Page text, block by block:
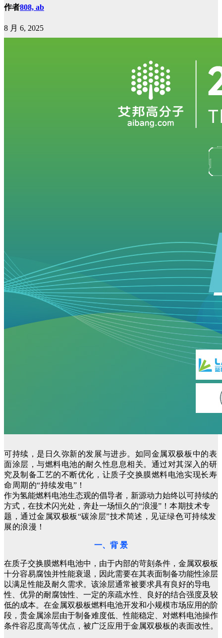
作者808, ab
8 月 6, 2025
可持续，是日久弥新的发展与进步。 如同金属双极板中的表
面涂层，与燃料电池的耐久性息息相关。 通过对其深入的研
究及制备工艺的不断优化，让质子交换膜燃料电池实现长寿
命周期的“持续发电”！
作为氢能燃料电池生态观的倡导者，新源动力始终以可持续的
方式，在技术闪光处，奔赴一场恒久的“浪漫”！ 本期技术专
题，通过金属双极板“碳涂层”技术简述，见证绿色可持续发
展的浪漫！
一、背 景
在质子交换膜燃料电池中，由于内部的苛刻条件，金属双极板
十分容易腐蚀并性能衰退，因此需要在其表面制备功能性涂层
以满足性能及耐久需求。 该涂层通常被要求具有良好的导电
性、优异的耐腐蚀性、一定的亲疏水性、良好的结合强度及较
低的成本。 在金属双极板燃料电池开发和小规模市场应用的阶
段，贵金属涂层由于制备难度低、性能稳定、对燃料电池操作
条件容忍度高等优点，被广泛应用于金属双极板的表面改性。